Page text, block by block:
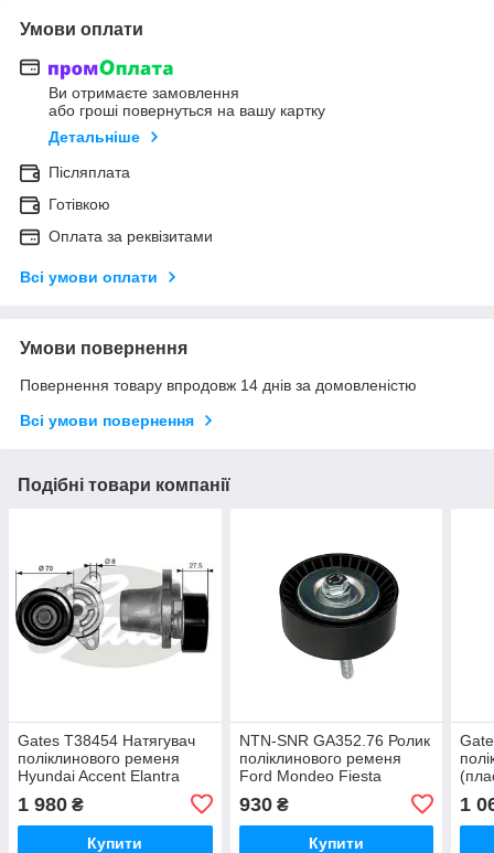
Умови оплати
Ви отримаєте замовлення
або гроші повернуться на вашу картку
Детальніше
Післяплата
Готівкою
Оплата за реквізитами
Всі умови оплати
Умови повернення
Повернення товару впродовж 14 днів за домовленістю
Всі умови повернення
Подібні товари компанії
Gates T38454 Натягувач
поліклинового ременя
Hyundai Accent Elantra
Tucson KIA CEED Sportage
Cerato
1 980 ₴
Купити
NTN-SNR GA352.76 Ролик
поліклинового ременя
Ford Mondeo Fiesta
930₴
Купити
1